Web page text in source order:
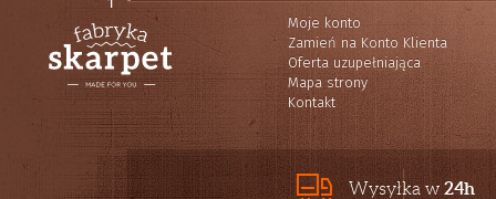
Moje konto
Zamień na Konto Klienta
Oferta uzupełniająca
Mapa strony
Kontakt
Wysyłka w 24h